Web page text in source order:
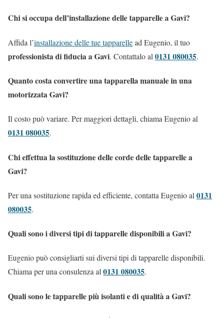
Chi si occupa dell’installazione delle tapparelle a Gavi?
Affida l’installazione delle tue tapparellead Eugenio, il tuo
professionista di fiducia a Gavi. Contattalo al 0131 080035.
Quanto costa convertire una tapparella manuale in una
motorizzata Gavi?
Il costo può variare. Per maggiori dettagli, chiama Eugenio al
0131 080035.
Chi effettua la sostituzione delle corde delle tapparelle a
Gavi?
Per una sostituzione rapida ed efficiente, contatta Eugenio al 0131
080035.
Quali sono i diversi tipi di tapparelle disponibili a Gavi?
Eugenio può consigliarti sui diversi tipi di tapparelle disponibili.
Chiama per una consulenza al0131 080035.
Quali sono le tapparelle più isolanti e di qualità a Gavi?